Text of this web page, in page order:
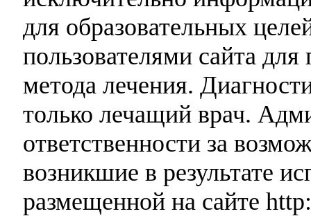
для образовательных
пользователями сайта
метода лечения.
только лечащий врач.
ответственности за
возникшие в результате
размещенной на сайте